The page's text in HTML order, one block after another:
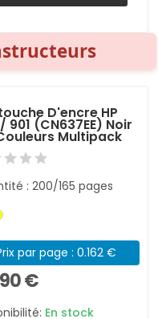
D'encre HP
901 (CN637EE) Noir
Multipack
: 200/165 pages
par page : 0.162 €
€
En stock